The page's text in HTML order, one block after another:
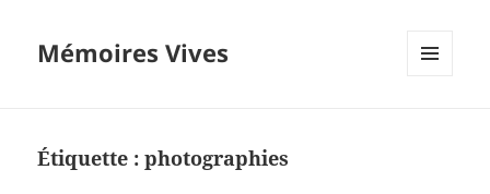
Mémoires Vives
Étiquette :photographies